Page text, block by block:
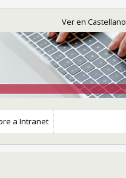
Ver en Castellano
a Intranet